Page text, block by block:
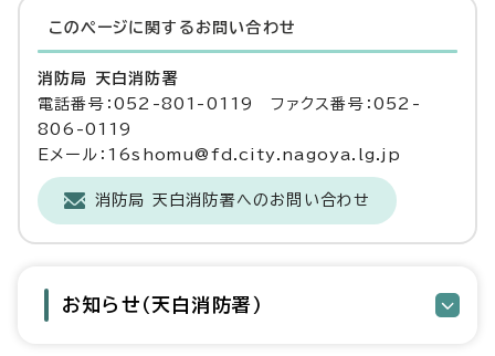
このページに関する お問い合わせ
消防局 天白消防署
電話番号：052-801-0119 ファクス番号：052-
806-0119
Eメール：16shomu@fd.city.nagoya.lg.jp
消防局 天白消防署へのお問い合わせ
お知らせ（天白消防署）